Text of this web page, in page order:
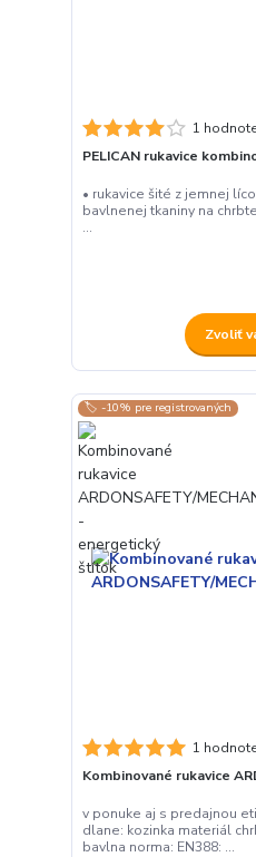
1
PELICAN rukavice
• rukavice šité z jemnej
bavlnenej tkaniny na
...
Zvoliť
🏷️ -10% pre registrovaných
1
Kombinované rukavice
v ponuke aj s predajnou
dlane: kozinka materiál
bavlna norma: EN388: ...